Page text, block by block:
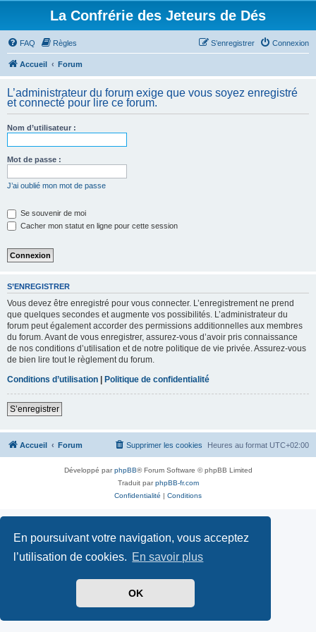
En poursuivant votre navigation, vous acceptez
l’utilisation de cookies. En savoir plus
OK
La Confrérie des Jeteurs de Dés
FAQ Règles Connexion
S’enregistrer
Accueil Forum
L’administrateur du forum exige que vous soyez enregistré
et connecté pour lire ce forum.
Nom d’utilisateur :
Mot de passe :
J’ai oublié mon mot de passe
Se souvenir de moi
Cacher mon statut en ligne pour cette session
S’ENREGISTRER
Vous devez être enregistré pour vous connecter. L’enregistrement ne prend
que quelques secondes et augmente vos possibilités. L’administrateur du
forum peut également accorder des permissions additionnelles aux membres
du forum. Avant de vous enregistrer, assurez-vous d’avoir pris connaissance
de nos conditions d’utilisation et de notre politique de vie privée. Assurez-vous
de bien lire tout le règlement du forum.
Conditions d’utilisation | Politique de confidentialité
S’enregistrer
Accueil Forum Heures au format UTC+02:00
Supprimer les cookies
Développé parphpBB® Forum Software © phpBB Limited
Traduit parphpBB-fr.com
Confidentialité | Conditions